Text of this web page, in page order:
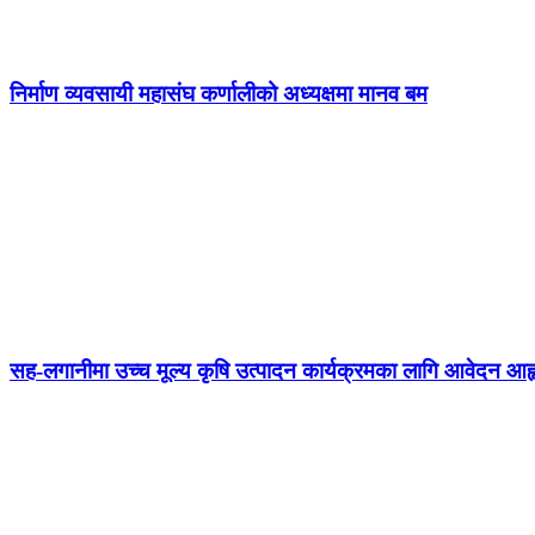
निर्माण व्यवसायी महासंघ कर्णालीको अध्यक्षमा मानव बम
सह-लगानीमा उच्च मूल्य कृषि उत्पादन कार्यक्रमका लागि आवेदन